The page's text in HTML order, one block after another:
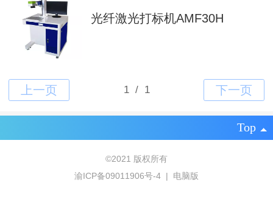
光纤激光打标机AMF30H
Top
©2021 版权所有
渝ICP备09011906号-4 | 电脑版